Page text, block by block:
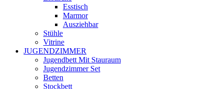
Esstisch
Marmor
Ausziehbar
Stühle
Vitrine
JUGENDZIMMER
Jugendbett Mit Stauraum
Jugendzimmer Set
Betten
Stockbett